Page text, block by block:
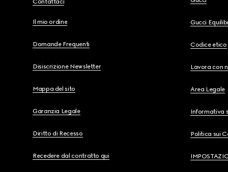
Contattaci
Il mio ordine
Domande Frequenti
Disiscrizione Newsletter
Mappa del sito
Garanzia Legale
Diritto di Recesso
Recedere dal contratto qui
Gucci
Codice etico
Lavora con
Area Legale
Informativa
Politica sui